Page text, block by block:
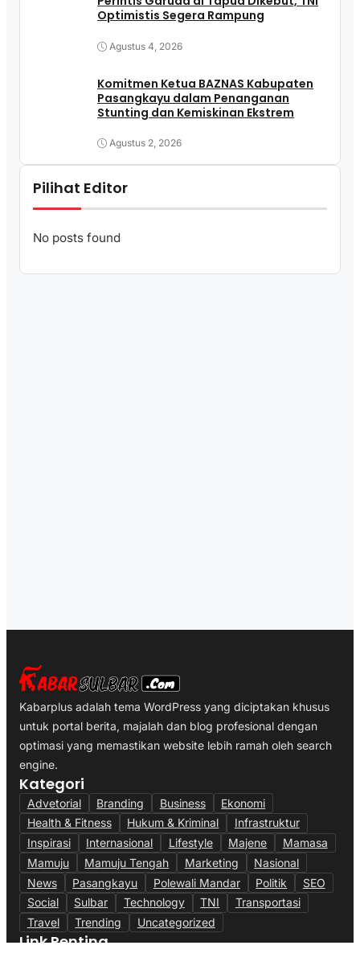
Optimistis Segera Rampung
Agustus 4, 2026
Komitmen Ketua BAZNAS Kabupaten
Pasangkayu dalam Penanganan
Stunting dan Kemiskinan Ekstrem
Agustus 2, 2026
Pilihat Editor
No posts found
Kabarplus adalah tema WordPress yang diciptakan khusus
untuk portal berita, majalah dan blog profesional dengan
optimasi yang memastikan website lebih ramah oleh search
engine.
Kategori
Advetorial Branding Business
Ekonomi
Health & Fitness
Hukum & Kriminal
Infrastruktur
Inspirasi
Internasional Lifestyle Majene
Mamasa
Mamuju
Mamuju Tengah Marketing
Nasional
News
Pasangkayu Polewali Mandar Politik
SEO
Social
Sulbar Technology TNI
Transportasi
Travel
Trending Uncategorized
Link Penting